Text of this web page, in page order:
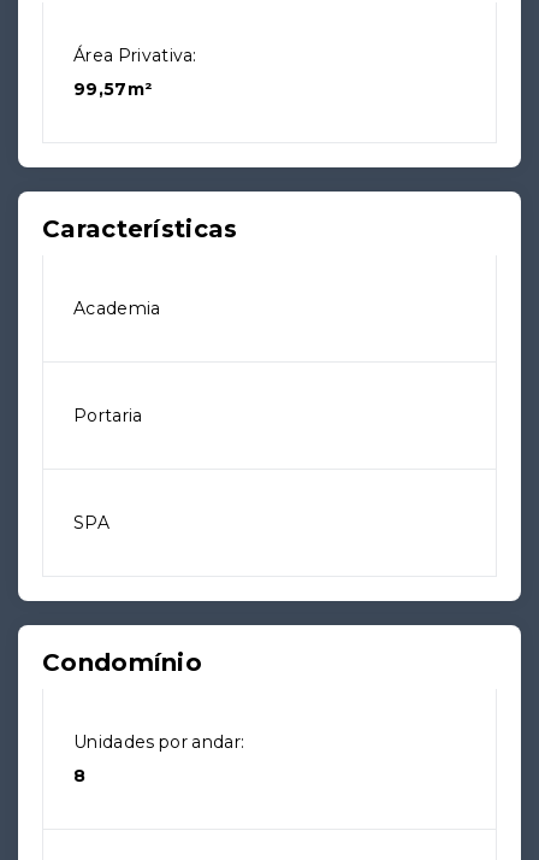
Área Privativa:
99,57m²
Características
Academia
Portaria
SPA
Condomínio
Unidades por andar:
8